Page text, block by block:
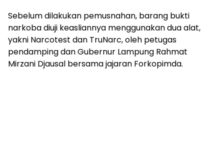
Sebelum dilakukan pemusnahan, barang bukti
narkoba diuji keasliannya menggunakan dua alat,
yakni Narcotest dan TruNarc, oleh petugas
pendamping dan Gubernur Lampung Rahmat
Mirzani Djausal bersama jajaran Forkopimda.